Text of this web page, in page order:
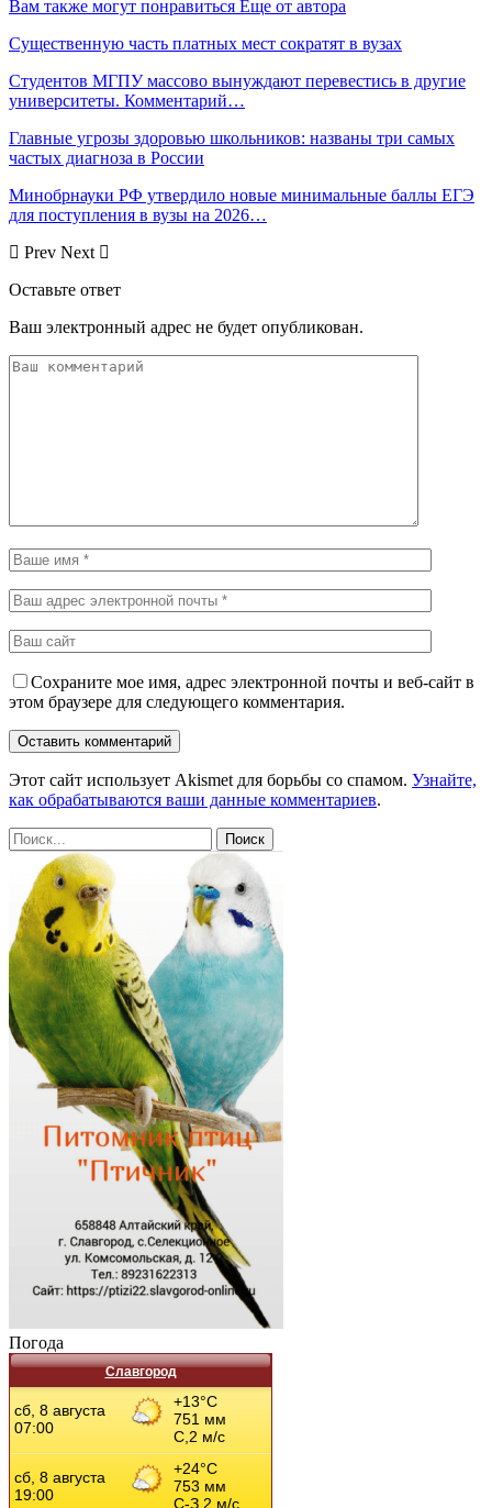
Вам также могут понравиться Еще от автора
Существенную часть платных мест сократят в вузах
Студентов МГПУ массово вынуждают перевестись в другие
университеты. Комментарий…
Главные угрозы здоровью школьников: названы три самых
частых диагноза в России
Минобрнауки РФ утвердило новые минимальные баллы ЕГЭ
для поступления в вузы на 2026…
Prev Next
Оставьте ответ
Ваш электронный адрес не будет опубликован.
Сохраните мое имя, адрес электронной почты и веб-сайт в
этом браузере для следующего комментария.
Этот сайт использует Akismet для борьбы со спамом. Узнайте,
как обрабатываются ваши данные комментариев.
Погода
Славгород